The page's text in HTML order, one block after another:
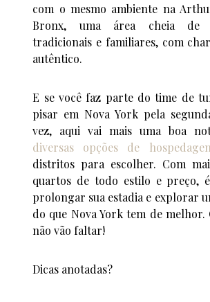
com o mesmo ambiente na
Bronx, uma área cheia de
tradicionais e familiares, com
autêntico.
E se você faz parte do time de
pisar em Nova York pela
vez, aqui vai mais uma boa
diversas opções de
distritos para escolher. Com
quartos de todo estilo e preço,
prolongar sua estadia e explorar
do que Nova York tem de melhor.
não vão faltar!
Dicas anotadas?